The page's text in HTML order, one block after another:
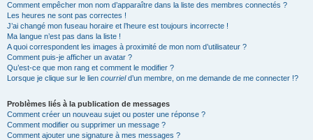
Comment empêcher mon nom d’apparaître dans la liste des membres connectés ?
Les heures ne sont pas correctes !
J’ai changé mon fuseau horaire et l’heure est toujours incorrecte !
Ma langue n’est pas dans la liste !
A quoi correspondent les images à proximité de mon nom d’utilisateur ?
Comment puis-je afficher un avatar ?
Qu’est-ce que mon rang et comment le modifier ?
Lorsque je clique sur le lien courrield’un membre, on me demande de me connecter !?
Problèmes liés à la publication de messages
Comment créer un nouveau sujet ou poster une réponse ?
Comment modifier ou supprimer un message ?
Comment ajouter une signature à mes messages ?